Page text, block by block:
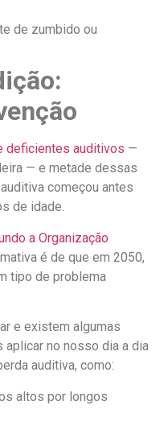
de zumbido ou
deficientes auditivos —
— e metade dessas
começou antes
de idade.
a Organização
é de que em 2050,
tipo de problema
e existem algumas
no nosso dia a dia
auditiva, como:
altos por longos